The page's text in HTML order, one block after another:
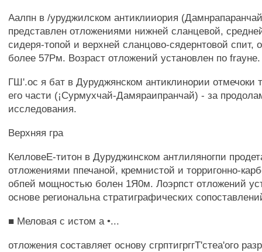
Аалпн в /уруджилском антиклииория
представлен отложениями нижней сланцевой,
сидеря-топой и верхней сланцово-сядернтовой
более 57Рм. Возраст отложений установлен по frayне.
ГШ'.ос я бат в Дуруджянском антиклинории отмечоки
его части (¡Сурмухчай-Дамяраипранчай) - за
исследования.
Верхняя гра
КелловеЕ-титон в Дуруджинском антлиляногпи
отложениями ппечаной, кремнистой и торригонно-
обпей мощностью болен 1Я0м. Лоэрпст отложений
основе региональна стратиграфических
■ Меловая с истом а •...
отложения составляет основу сгрптигрггТ'стеа'ого